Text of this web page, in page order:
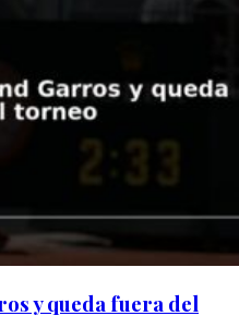
y queda fuera del